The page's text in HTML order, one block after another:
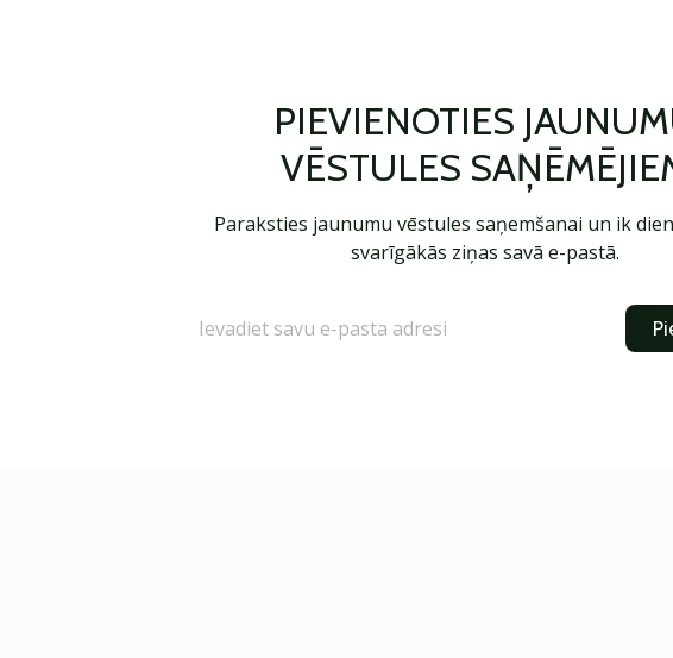
PIEVIENOTIES
VĒSTULES
Paraksties jaunumu vēstules saņemšanai un ik
svarīgākās ziņas savā e-pastā.